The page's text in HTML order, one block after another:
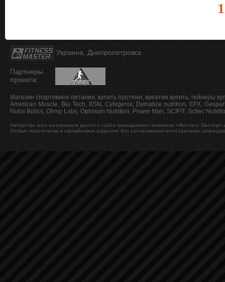
1
Украина, Днепропетровск
Партнеры
проекта:
Магазин спортивное питание, купить протеин, креатин купить, гейнеры
American Muscle, Bio Tech, BSN, Cytogenix, Dymatize nutrition, EFX,
Nutra Bolics, Olimp Labs, Optimum Nutrition, Power Man, SCIFIT, Scitec
Авторство всех материалов данного сайта принадлежит компании «Фитнесс Мастер»
Любые перепечатки в офлайновых изданиях без согласования категорически